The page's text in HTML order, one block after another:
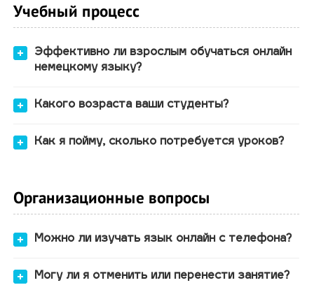
Учебный процесс
Эффективно ли взрослым обучаться онлайн
немецкому языку?
вы не тратите своё время на личное
использование гаджетов даёт
большим количеством способов.
Какого возраста ваши студенты?
Как я пойму, сколько потребуется уроков?
времени, которое вы готовы уделять
вашего начального уровня;
Организационные вопросы
Можно ли изучать язык онлайн с телефона?
Могу ли я отменить или перенести занятие?